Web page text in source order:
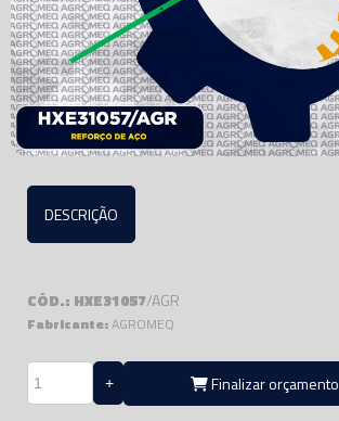
DESCRIÇÃO
CÓD.: HXE31057/AGR
Fabricante:AGROMEQ
Finalizar orçamento